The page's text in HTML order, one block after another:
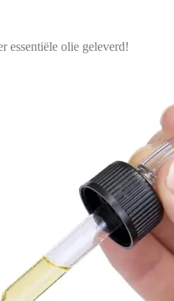
essentiële olie geleverd!